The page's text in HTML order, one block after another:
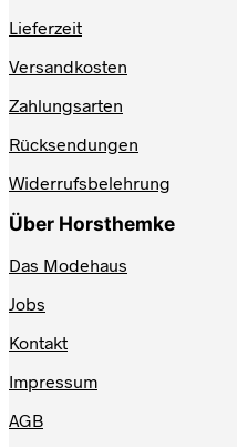
Lieferzeit
Versandkosten
Zahlungsarten
Rücksendungen
Widerrufsbelehrung
Über Horsthemke
Das Modehaus
Jobs
Kontakt
Impressum
AGB